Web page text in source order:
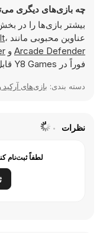
چه بازی‌های دیگری
بیشتر بازی‌ها را در
عناوین محبوبی مانند ،
Arcade Defender و
فوراً در Y8 Games قابل بازی هستند.
دسته بندی: بازی‌های
نظرات
لطفاً ثبت‌نام